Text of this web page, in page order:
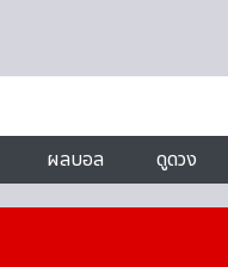
ผลบอล ดูดวง